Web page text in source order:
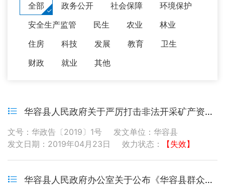
全部 政务公开 社会保障
环境保护
安全生产监管
民生 农业
林业
住房
科技 发展 教育
卫生
财政
就业 其他
华容县人民政府关于严厉打击非法开采矿产资源行为的通告
文号：华政告〔2019〕1号
发文单位：华容县
发文日期：2019年04月23日
效力状态： 【失效】
华容县人民政府办公室关于公布《华容县群众和企业到政府办事及“最多跑一次”事项清单》的通知